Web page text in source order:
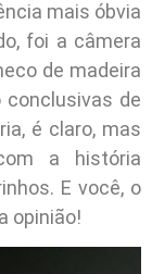
mais óbvia
foi a câmera
de madeira
conclusivas de
é claro, mas
a história
E você, o
opinião!